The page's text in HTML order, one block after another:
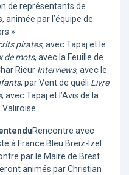
de représentants de
animée par l’équipe de
»
pirates, avec Tapaj et le
de mots, avec la Feuille de
Rieur Interviews, avec le
, par Vent de quéli Livre
, avec Tapaj et l’Avis de la
Valiroise ...
Rencontre avec
à France Bleu Breiz-Izel
par le Maire de Brest
animés par Christian